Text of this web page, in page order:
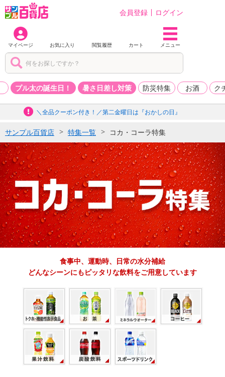
会員登録 ログイン
マイページ お気に入り 閲覧履歴 カート メニュー
プル太の誕生日！ 暑さ日差し対策 防災特集 お酒 ク
＼全品クーポン付き！／第二金曜日は『おかしの日』
サンプル百貨店 特集一覧 コカ・コーラ特集
食事中、運動時、日常の水分補給
どんなシーンにもピッタリな飲料をご用意しています